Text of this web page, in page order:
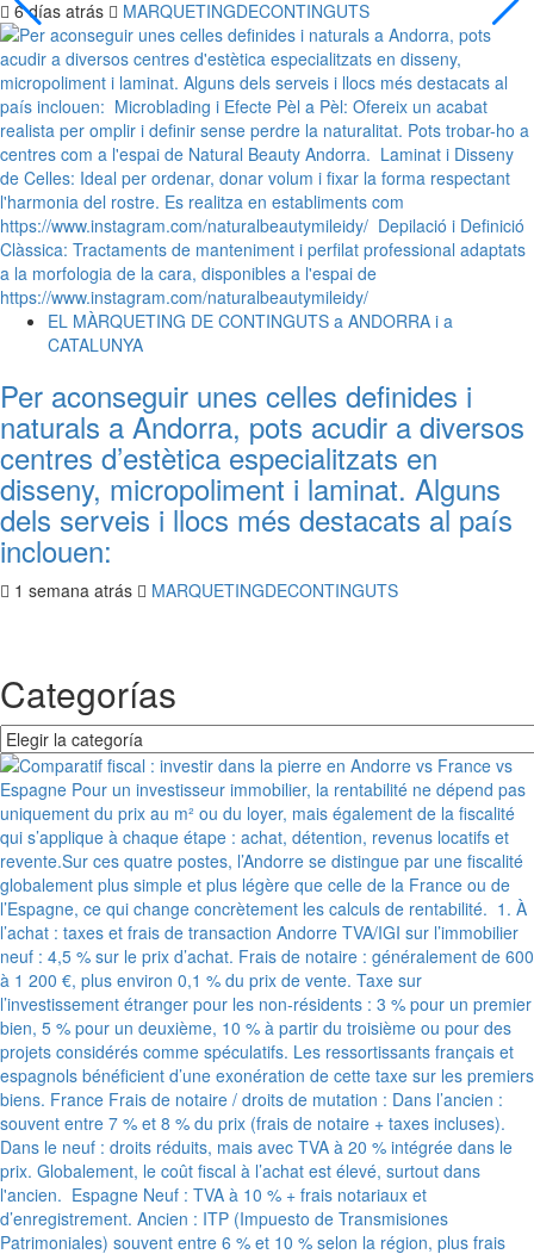
6 días atrás MARQUETINGDECONTINGUTS
EL MÀRQUETING DE CONTINGUTS a ANDORRA i a
CATALUNYA
Per aconseguir unes celles definides i
naturals a Andorra, pots acudir a diversos
centres d’estètica especialitzats en
disseny, micropoliment i laminat. Alguns
dels serveis i llocs més destacats al país
inclouen:
1 semana atrás MARQUETINGDECONTINGUTS
Categorías
Categorías